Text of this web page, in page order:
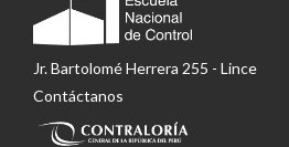
Jr. Bartolomé Herrera 255 - Lince
Contáctanos